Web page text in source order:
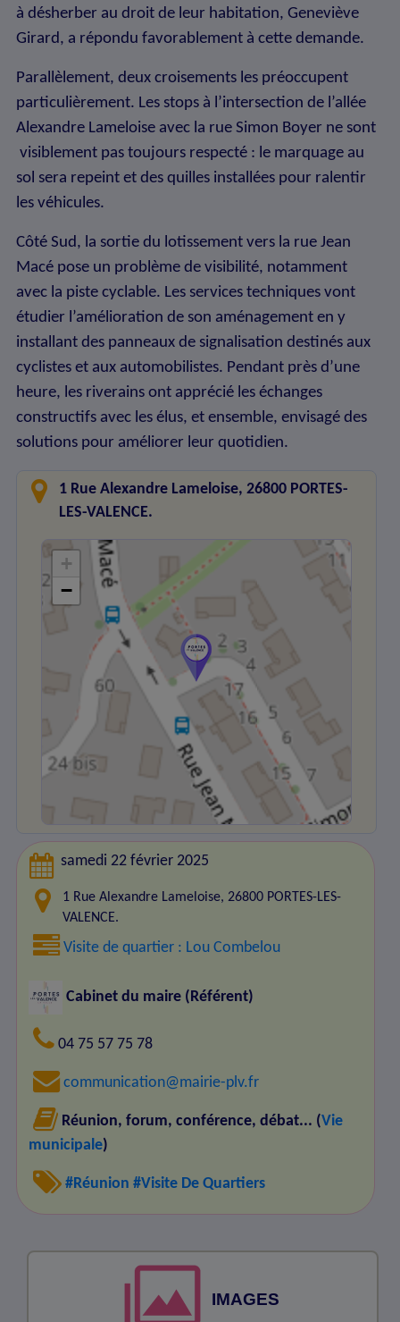
à désherber au droit de leur habitation, Geneviève
Girard, a répondu favorablement à cette demande.
Parallèlement, deux croisements les préoccupent
particulièrement. Les stops à l’intersection de l’allée
Alexandre Lameloise avec la rue Simon Boyer ne sont
visiblement pas toujours respecté : le marquage au
sol sera repeint et des quilles installées pour ralentir
les véhicules.
Côté Sud, la sortie du lotissement vers la rue Jean
Macé pose un problème de visibilité, notamment
avec la piste cyclable. Les services techniques vont
étudier l’amélioration de son aménagement en y
installant des panneaux de signalisation destinés aux
cyclistes et aux automobilistes. Pendant près d’une
heure, les riverains ont apprécié les échanges
constructifs avec les élus, et ensemble, envisagé des
solutions pour améliorer leur quotidien.
1 Rue Alexandre Lameloise, 26800 PORTES-
LES-VALENCE.
+
−
samedi 22 février 2025
1 Rue Alexandre Lameloise, 26800 PORTES-LES-
VALENCE.
Visite de quartier : Lou Combelou
Cabinet du maire (Référent)
04 75 57 75 78
communication@mairie-plv.fr
Réunion, forum, conférence, débat... (Vie
municipale)
#Réunion #Visite De Quartiers
IMAGES